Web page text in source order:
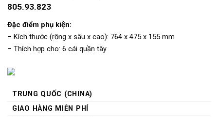
805.93.823
Đặc điểm phụ kiện:
– Kích thước (rộng x sâu x cao): 764 x 475 x 155 mm
– Thích hợp cho: 6 cái quần tây
TRUNG QUỐC (CHINA)
GIAO HÀNG MIỄN PHÍ